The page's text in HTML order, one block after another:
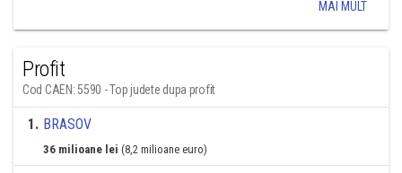
MAI MULT
Profit
Cod CAEN: 5590 - Top judete dupa profit
1. BRASOV
36 milioane lei (8,2 milioane euro)